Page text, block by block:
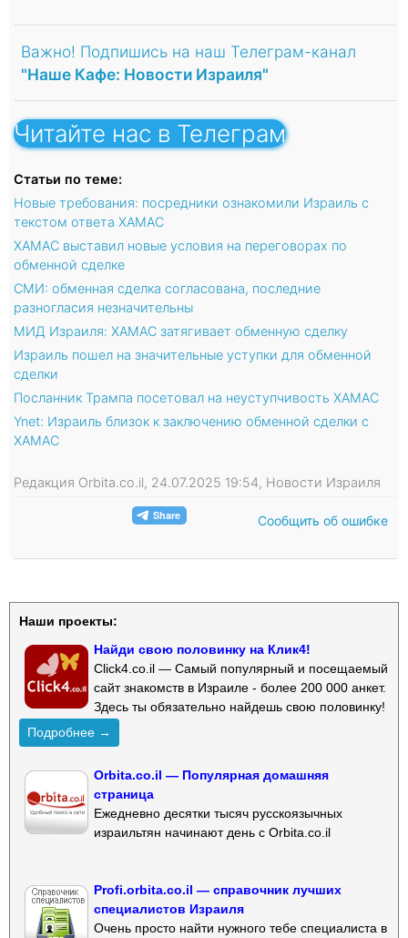
Важно! Подпишись на наш Телеграм-канал
"Наше Кафе: Новости Израиля"
Читайте нас в Телеграм
Статьи по теме:
Новые требования: посредники ознакомили Израиль с
текстом ответа ХАМАС
ХАМАС выставил новые условия на переговорах по
обменной сделке
СМИ: обменная сделка согласована, последние
разногласия незначительны
МИД Израиля: ХАМАС затягивает обменную сделку
Израиль пошел на значительные уступки для обменной
сделки
Посланник Трампа посетовал на неуступчивость ХАМАС
Ynet: Израиль близок к заключению обменной сделки с
ХАМАС
Редакция Orbita.co.il, 24.07.2025 19:54, Новости Израиля
Сообщить об ошибке
Наши проекты:
Найди свою половинку на Клик4!
Click4.co.il — Самый популярный и посещаемый
сайт знакомств в Израиле - более 200 000 анкет.
Здесь ты обязательно найдешь свою половинку!
Подробнее →
Orbita.co.il — Популярная домашняя
страница
Ежедневно десятки тысяч русскоязычных
израильтян начинают день с Orbita.co.il
Profi.orbita.co.il — справочник лучших
специалистов Израиля
Очень просто найти нужного тебе специалиста в